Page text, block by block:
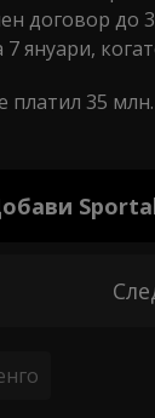
договор до
януари,
платил 35